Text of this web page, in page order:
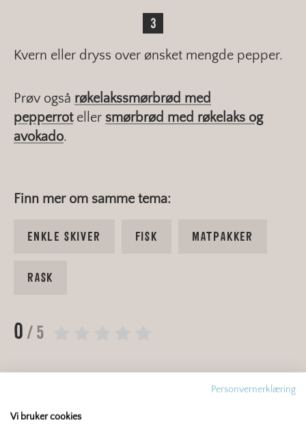
Kvern eller dryss over ønsket mengde pepper.
Prøv også røkelakssmørbrød med
pepperroteller smørbrød med røkelaks og
avokado.
Finn mer om samme tema:
ENKLE SKIVER FISK MATPAKKER
RASK
0 / 5
Personvernerklæring
Vi bruker cookies